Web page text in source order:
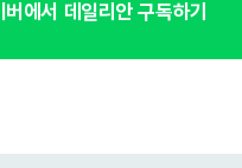
버에서 데일리안 구독하기